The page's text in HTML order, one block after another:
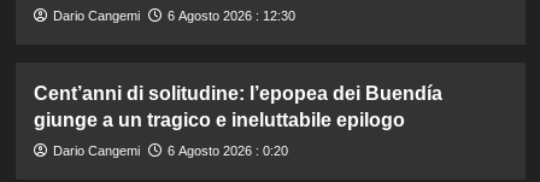
Dario Cangemi 6 Agosto 2026 : 12:30
Cent’anni di solitudine: l’epopea dei Buendía
giunge a un tragico e ineluttabile epilogo
Dario Cangemi 6 Agosto 2026 : 0:20